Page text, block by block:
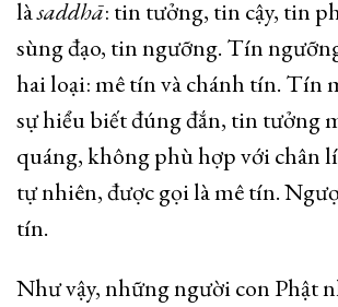
làsaddhā: tin tưởng, tin cậy, tin
sùng đạo, tin ngưỡng. Tín
hai loại: mê tín và chánh tín. Tín
sự hiểu biết đúng đắn, tin tưởng
quáng, không phù hợp với chân
tự nhiên, được gọi là mê tín.
tín.
Như vậy, những người con Phật